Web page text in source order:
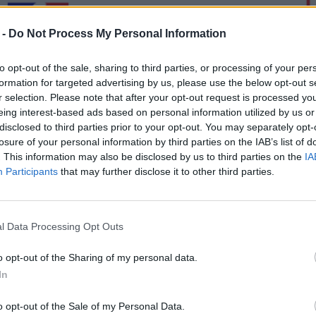
- Do Not Process My Personal Information
opt-out of the sale, sharing to third parties, or processing of your
for targeted advertising by us, please use the below opt-out
selection. Please note that after your opt-out request is processed
interest-based ads based on personal information utilized by us
to third parties prior to your opt-out. You may separately
of your personal information by third parties on the IAB’s list of
This information may also be disclosed by us to third parties on the
Participants that may further disclose it to other third parties.
Data Processing Opt Outs
opt-out of the Sharing of my personal data.
opt-out of the Sale of my Personal Data.
non certo degli effetti dellaBrexit
effetti extracomunitari , sono al momento pochi e i passeggeri,
“
provenienti da un paese terzo
” non creano
essere affrontata con un incremento del personale
dal Regno Unito rappresentano il 14% del volume totale di
quindi il lavoronel settore non “Unione europea”
dello scalo di